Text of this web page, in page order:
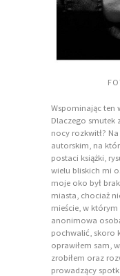
Wspominając ten
Dlaczego smutek
nocy rozkwitł?
autorskim, na
postaci książki,
wielu bliskich mi
moje oko był
miasta, chociaż
mieście, w którym
anonimowa
pochwalić, skoro
oprawiłem sam,
zrobiłem oraz
prowadzący